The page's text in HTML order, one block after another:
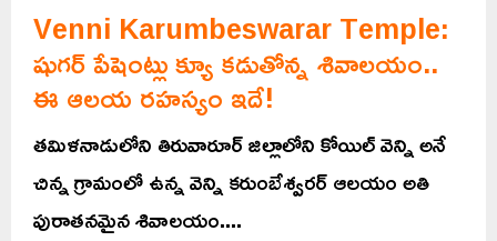
Venni Karumbeswarar Temple:
షుగర్ పేషెంట్లు క్యూ కడుతోన్న శివాలయం..
ఈ ఆలయ రహస్యం ఇదే!
తమిళనాడులోని తిరువారూర్ జిల్లాలోని కోయిల్ వెన్ని అనే
చిన్న గ్రామంలో ఉన్న వెన్ని కరుంబేశ్వరర్ ఆలయం అతి
పురాతనమైన శివాలయం....